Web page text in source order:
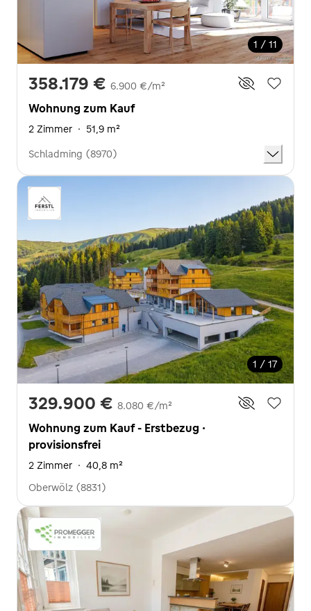
1 / 11
358.179 € 6.900 €/m²
Wohnung zum Kauf
2 Zimmer · 51,9 m²
Schladming (8970)
1 / 17
329.900 € 8.080 €/m²
Wohnung zum Kauf - Erstbezug ·
provisionsfrei
2 Zimmer · 40,8 m²
Oberwölz (8831)